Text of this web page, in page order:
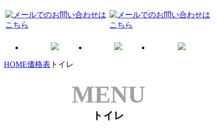
HOME価格表 トイレ
MENU
トイレ